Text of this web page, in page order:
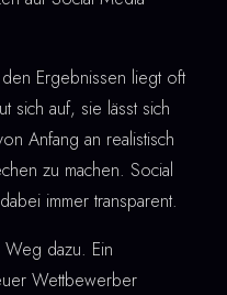
Ergebnissen liegt oft
sich auf, sie lässt sich
Anfang an realistisch
zu machen. Social
immer transparent.
dazu. Ein
Wettbewerber